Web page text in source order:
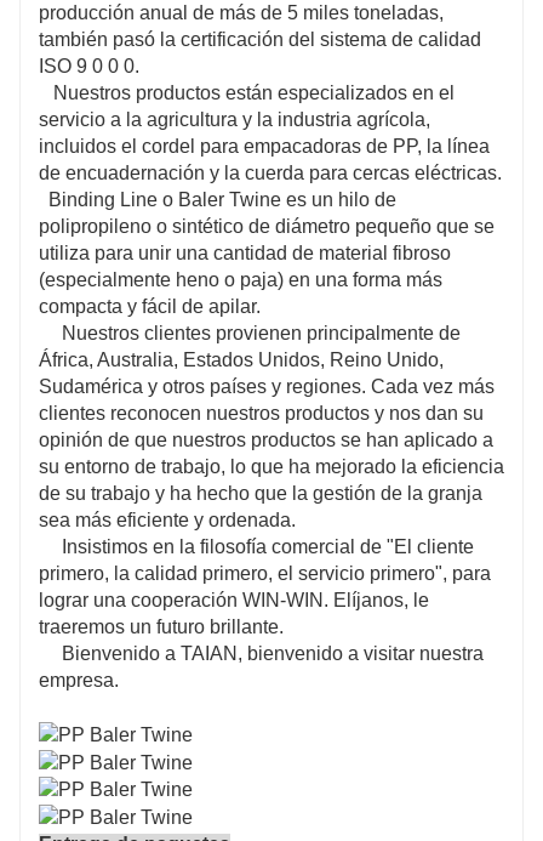
producción anual de más de 5 miles toneladas,
también pasó la certificación del sistema de calidad
ISO 9 0 0 0.
Nuestros productos están especializados en el
servicio a la agricultura y la industria agrícola,
incluidos el cordel para empacadoras de PP, la línea
de encuadernación y la cuerda para cercas eléctricas.
Binding Line o Baler Twine es un hilo de
polipropileno o sintético de diámetro pequeño que se
utiliza para unir una cantidad de material fibroso
(especialmente heno o paja) en una forma más
compacta y fácil de apilar.
Nuestros clientes provienen principalmente de
África, Australia, Estados Unidos, Reino Unido,
Sudamérica y otros países y regiones. Cada vez más
clientes reconocen nuestros productos y nos dan su
opinión de que nuestros productos se han aplicado a
su entorno de trabajo, lo que ha mejorado la eficiencia
de su trabajo y ha hecho que la gestión de la granja
sea más eficiente y ordenada.
Insistimos en la filosofía comercial de "El cliente
primero, la calidad primero, el servicio primero", para
lograr una cooperación WIN-WIN. Elíjanos, le
traeremos un futuro brillante.
Bienvenido a TAIAN, bienvenido a visitar nuestra
empresa.